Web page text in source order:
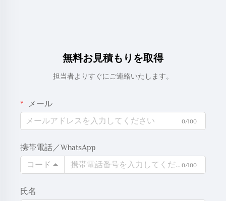
無料お見積もりを取得
担当者よりすぐにご連絡いたします。
メール
0/100
携帯電話／WhatsApp
コード
0/100
氏名